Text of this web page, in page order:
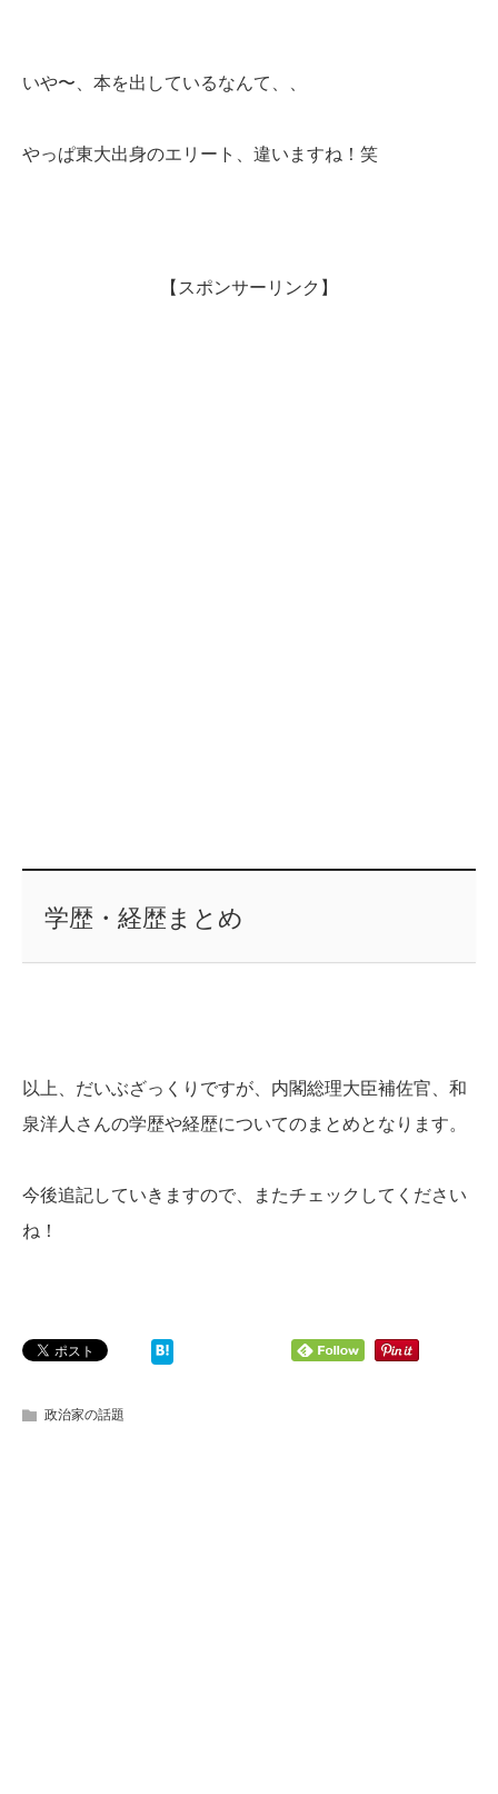
いや〜、本を出しているなんて、、
やっぱ東大出身のエリート、違いますね！笑
【スポンサーリンク】
学歴・経歴まとめ
以上、だいぶざっくりですが、内閣総理大臣補佐官、和
泉洋人さんの学歴や経歴についてのまとめとなります。
今後追記していきますので、またチェックしてください
ね！
政治家の話題